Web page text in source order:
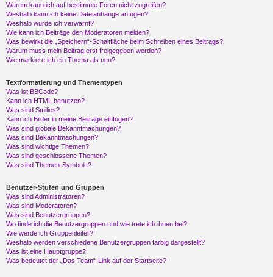
Warum kann ich auf bestimmte Foren nicht zugreifen?
Weshalb kann ich keine Dateianhänge anfügen?
Weshalb wurde ich verwarnt?
Wie kann ich Beiträge den Moderatoren melden?
Was bewirkt die „Speichern“-Schaltfläche beim Schreiben eines Beitrags?
Warum muss mein Beitrag erst freigegeben werden?
Wie markiere ich ein Thema als neu?
Textformatierung und Thementypen
Was ist BBCode?
Kann ich HTML benutzen?
Was sind Smilies?
Kann ich Bilder in meine Beiträge einfügen?
Was sind globale Bekanntmachungen?
Was sind Bekanntmachungen?
Was sind wichtige Themen?
Was sind geschlossene Themen?
Was sind Themen-Symbole?
Benutzer-Stufen und Gruppen
Was sind Administratoren?
Was sind Moderatoren?
Was sind Benutzergruppen?
Wo finde ich die Benutzergruppen und wie trete ich ihnen bei?
Wie werde ich Gruppenleiter?
Weshalb werden verschiedene Benutzergruppen farbig dargestellt?
Was ist eine Hauptgruppe?
Was bedeutet der „Das Team“-Link auf der Startseite?